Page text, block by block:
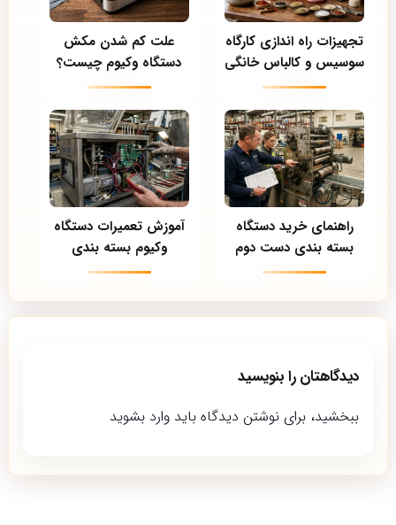
تجهیزات راه اندازی کارگاه
سوسیس و کالباس خانگی
علت کم شدن مکش
دستگاه وکیوم چیست؟
راهنمای خرید دستگاه
بسته بندی دست دوم
آموزش تعمیرات دستگاه
وکیوم بسته بندی
دیدگاهتان را بنویسید
ببخشید، برای نوشتن دیدگاه باید وارد بشوید